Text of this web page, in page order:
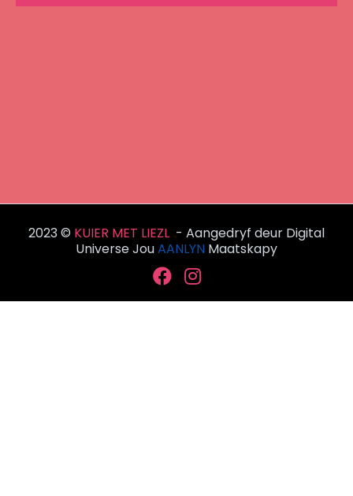
2023 © KUIER MET LIEZL - Aangedryf deur Digital
UniverseJouAANLYN Maatskapy